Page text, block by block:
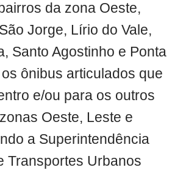
da zona Oeste,
Jorge, Lírio do Vale,
Santo Agostinho e Ponta
ônibus articulados que
e/ou para os outros
Oeste, Leste e
a Superintendência
Transportes Urbanos